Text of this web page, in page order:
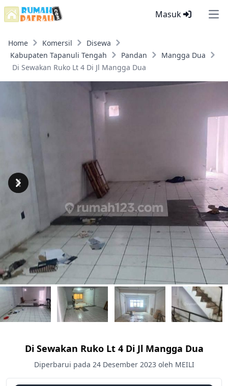
Masuk
Home Komersil
Disewa
Kabupaten Tapanuli Tengah
Pandan
Mangga Dua
Di Sewakan Ruko Lt 4 Di Jl Mangga Dua
Previous
Next
Di Sewakan Ruko Lt 4 Di Jl Mangga Dua
Diperbarui pada 24 Desember 2023 oleh MEILI